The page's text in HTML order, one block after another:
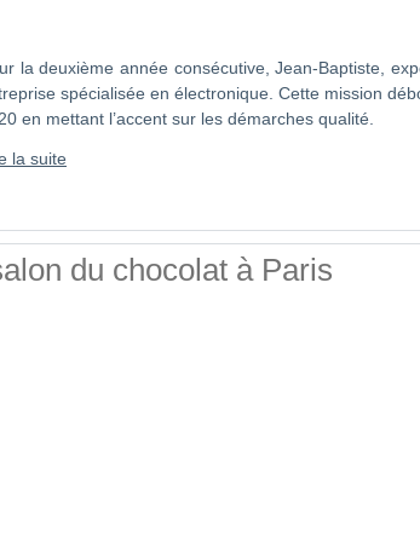
la deuxième année consécutive, Jean-Baptiste,
spécialisée en électronique. Cette mission
en mettant l’accent sur les démarches qualité.
la suite
du chocolat à Paris